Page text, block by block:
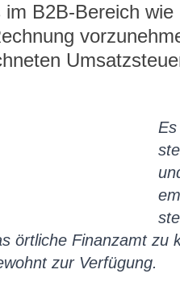
im B2B-Bereich
örtliche Finanzamt zu
zur Verfügung.